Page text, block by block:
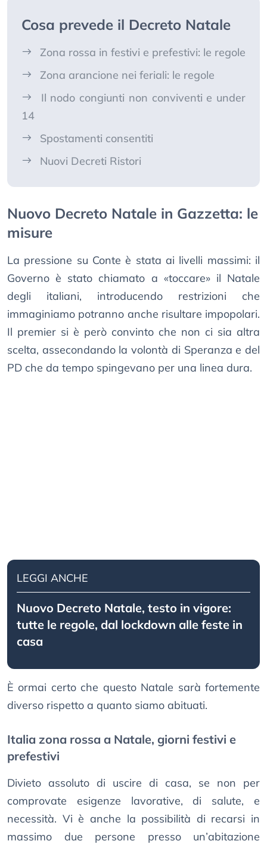
Cosa prevede il Decreto Natale
Zona rossa in festivi e prefestivi: le regole
Zona arancione nei feriali: le regole
Il nodo congiunti non conviventi e under
14
Spostamenti consentiti
Nuovi Decreti Ristori
Nuovo Decreto Natale in Gazzetta: le
misure
La pressione su Conte è stata ai livelli massimi: il
Governo è stato chiamato a «toccare» il Natale
degli italiani, introducendo restrizioni che
immaginiamo potranno anche risultare impopolari.
Il premier si è però convinto che non ci sia altra
scelta, assecondando la volontà di Speranza e del
PD che da tempo spingevano per una linea dura.
LEGGI ANCHE
Nuovo Decreto Natale, testo in vigore:
tutte le regole, dal lockdown alle feste in
casa
È ormai certo che questo Natale sarà fortemente
diverso rispetto a quanto siamo abituati.
Italia zona rossa a Natale, giorni festivi e
prefestivi
Divieto assoluto di uscire di casa, se non per
comprovate esigenze lavorative, di salute, e
necessità. Vi è anche la possibilità di recarsi in
massimo due persone presso un’abitazione